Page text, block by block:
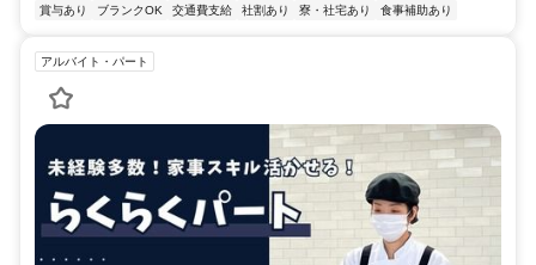
賞与あり
ブランクOK 交通費支給 社割あり 寮・社宅あり 食事補助あり
アルバイト・パート